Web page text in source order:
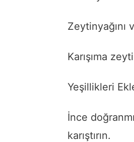
Zeytinyağını
Karışıma
Yeşillikleri
İnce
karıştırın.